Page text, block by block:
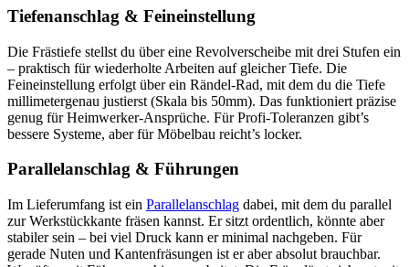
Tiefenanschlag & Feineinstellung
Die Frästiefe stellst du über eine Revolverscheibe mit drei Stufen ein
– praktisch für wiederholte Arbeiten auf gleicher Tiefe. Die
Feineinstellung erfolgt über ein Rändel-Rad, mit dem du die Tiefe
millimetergenau justierst (Skala bis 50mm). Das funktioniert präzise
genug für Heimwerker-Ansprüche. Für Profi-Toleranzen gibt’s
bessere Systeme, aber für Möbelbau reicht’s locker.
Parallelanschlag & Führungen
Im Lieferumfang ist ein Parallelanschlag dabei, mit dem du parallel
zur Werkstückkante fräsen kannst. Er sitzt ordentlich, könnte aber
stabiler sein – bei viel Druck kann er minimal nachgeben. Für
gerade Nuten und Kantenfräsungen ist er aber absolut brauchbar.